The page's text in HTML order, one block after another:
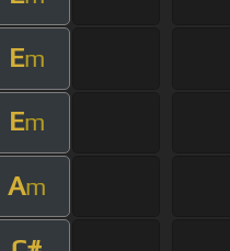
Em
Em
Am